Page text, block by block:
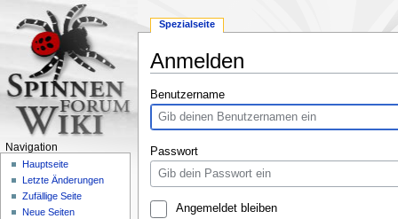
Anmelden
Zur
Navigation
springen
Zur
Suche
springen
Benutzername
Passwort
Angemeldet bleiben
Spezialseite
Navigation
Hauptseite
Letzte Änderungen
Zufällige Seite
Neue Seiten